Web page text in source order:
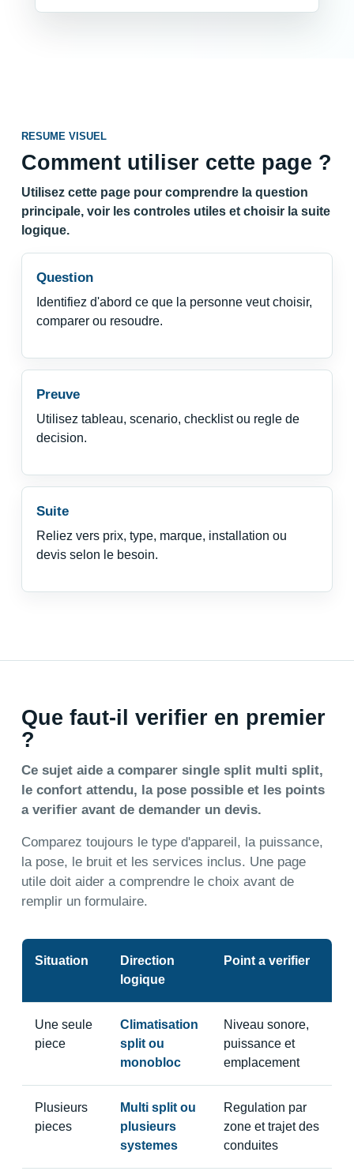
RESUME VISUEL
Comment utiliser cette page ?
Utilisez cette page pour comprendre la question
principale, voir les controles utiles et choisir la suite
logique.
Question
Identifiez d'abord ce que la personne veut choisir,
comparer ou resoudre.
Preuve
Utilisez tableau, scenario, checklist ou regle de
decision.
Suite
Reliez vers prix, type, marque, installation ou
devis selon le besoin.
Que faut-il verifier en premier
?
Ce sujet aide a comparer single split multi split,
le confort attendu, la pose possible et les points
a verifier avant de demander un devis.
Comparez toujours le type d'appareil, la puissance,
la pose, le bruit et les services inclus. Une page
utile doit aider a comprendre le choix avant de
remplir un formulaire.
Situation
Direction
logique
Point a verifier
Une seule
piece
Climatisation
split ou
monobloc
Niveau sonore,
puissance et
emplacement
Plusieurs
pieces
Multi split ou
plusieurs
systemes
Regulation par
zone et trajet des
conduites